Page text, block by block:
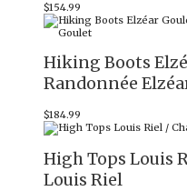
$154.99
Hiking Boots
Randonnée
$184.99
High Tops Louis
Louis Riel